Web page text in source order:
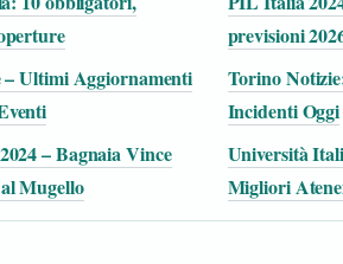
previsioni
– Ultimi Aggiornamenti
Torino
Incidenti Oggi
– Bagnaia Vince
Mugello
Università
Migliori